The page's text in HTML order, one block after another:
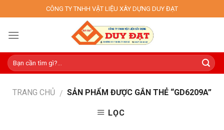
to
content
CÔNG TY TNHH VẬT LIỆU XÂY DỰNG DUY ĐẠT
TRANG CHỦ / SẢN PHẨM ĐƯỢC GẮN THẺ “GD6209A”
LỌC